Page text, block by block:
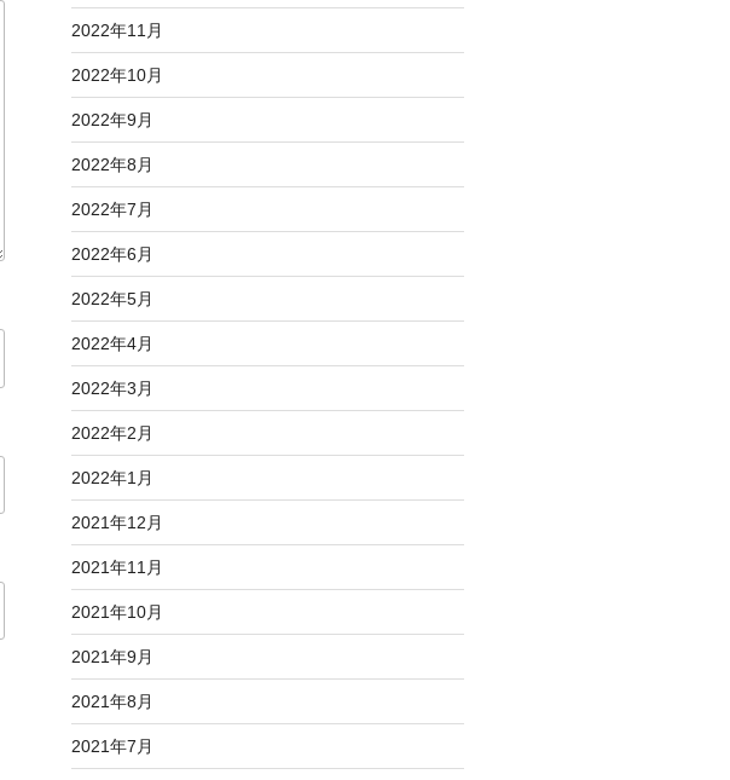
2022年11月
2022年10月
2022年9月
2022年8月
2022年7月
2022年6月
2022年5月
2022年4月
2022年3月
2022年2月
2022年1月
2021年12月
2021年11月
2021年10月
2021年9月
2021年8月
2021年7月